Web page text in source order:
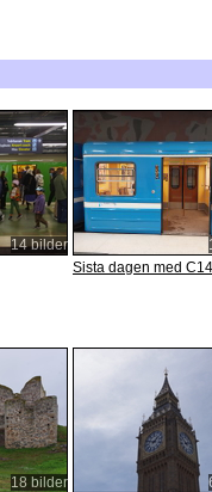
14 bilder
Sista dagen med C14
18 bilder